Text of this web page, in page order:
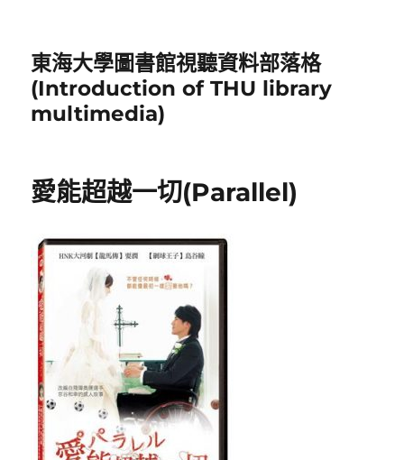
東海大學圖書館視聽資料部落格
(Introduction of THU library
multimedia)
愛能超越一切(Parallel)